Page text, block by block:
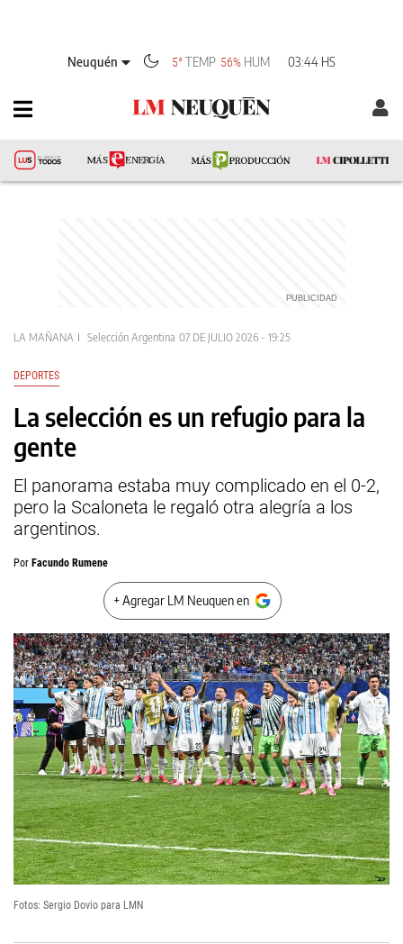
Neuquén 5° TEMP 56% HUM 03:44 HS
LA MAÑANA Selección Argentina 07 DE JULIO 2026 - 19:25
DEPORTES
La selección es un refugio para la
gente
El panorama estaba muy complicado en el 0-2,
pero la Scaloneta le regaló otra alegría a los
argentinos.
Por Facundo Rumene
+ Agregar LM Neuquen en
Fotos: Sergio Dovio para LMN